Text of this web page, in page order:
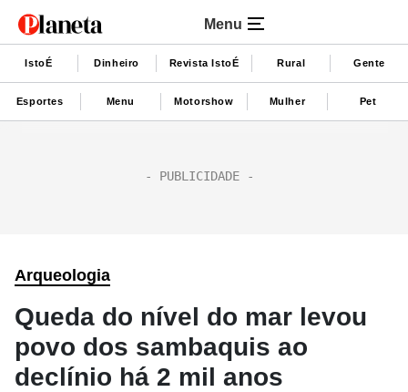
Menu
IstoÉ Dinheiro Revista IstoÉ Rural Gente
Esportes Menu Motorshow Mulher Pet
Arqueologia
Queda do nível do mar levou
povo dos sambaquis ao
declínio há 2 mil anos